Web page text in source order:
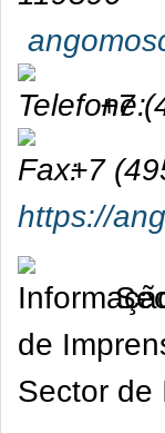
+7
+7
https://
de
Sector de